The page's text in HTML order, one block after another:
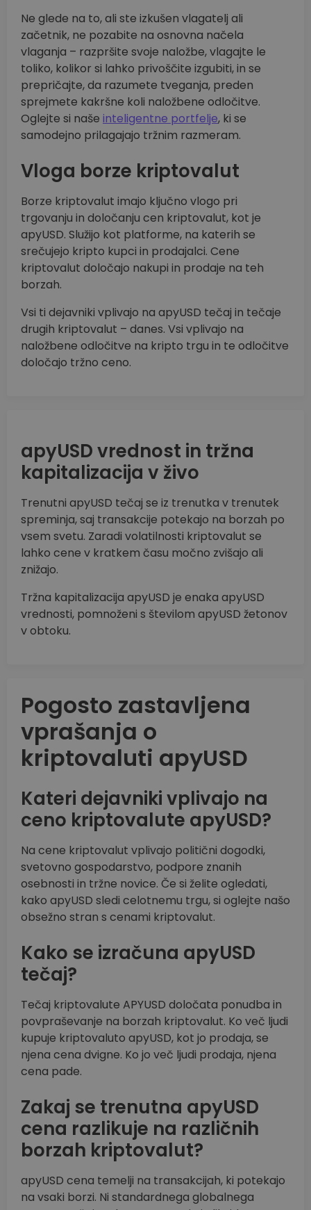
Ne glede na to, ali ste izkušen vlagatelj ali
začetnik, ne pozabite na osnovna načela
vlaganja – razpršite svoje naložbe, vlagajte le
toliko, kolikor si lahko privoščite izgubiti, in se
prepričajte, da razumete tveganja, preden
sprejmete kakršne koli naložbene odločitve.
Oglejte si naše inteligentne portfelje, ki se
samodejno prilagajajo tržnim razmeram.
Vloga borze kriptovalut
Borze kriptovalut imajo ključno vlogo pri
trgovanju in določanju cen kriptovalut, kot je
apyUSD. Služijo kot platforme, na katerih se
srečujejo kripto kupci in prodajalci. Cene
kriptovalut določajo nakupi in prodaje na teh
borzah.
Vsi ti dejavniki vplivajo na apyUSD tečaj in tečaje
drugih kriptovalut – danes. Vsi vplivajo na
naložbene odločitve na kripto trgu in te odločitve
določajo tržno ceno.
apyUSD vrednost in tržna
kapitalizacija v živo
Trenutni apyUSD tečaj se iz trenutka v trenutek
spreminja, saj transakcije potekajo na borzah po
vsem svetu. Zaradi volatilnosti kriptovalut se
lahko cene v kratkem času močno zvišajo ali
znižajo.
Tržna kapitalizacija apyUSD je enaka apyUSD
vrednosti, pomnoženi s številom apyUSD žetonov
v obtoku.
Pogosto zastavljena
vprašanja o
kriptovaluti apyUSD
Kateri dejavniki vplivajo na
ceno kriptovalute apyUSD?
Na cene kriptovalut vplivajo politični dogodki,
svetovno gospodarstvo, podpore znanih
osebnosti in tržne novice. Če si želite ogledati,
kako apyUSD sledi celotnemu trgu, si oglejte našo
obsežno stran s cenami kriptovalut.
Kako se izračuna apyUSD
tečaj?
Tečaj kriptovalute APYUSD določata ponudba in
povpraševanje na borzah kriptovalut. Ko več ljudi
kupuje kriptovaluto apyUSD, kot jo prodaja, se
njena cena dvigne. Ko jo več ljudi prodaja, njena
cena pade.
Zakaj se trenutna apyUSD
cena razlikuje na različnih
borzah kriptovalut?
apyUSD cena temelji na transakcijah, ki potekajo
na vsaki borzi. Ni standardnega globalnega